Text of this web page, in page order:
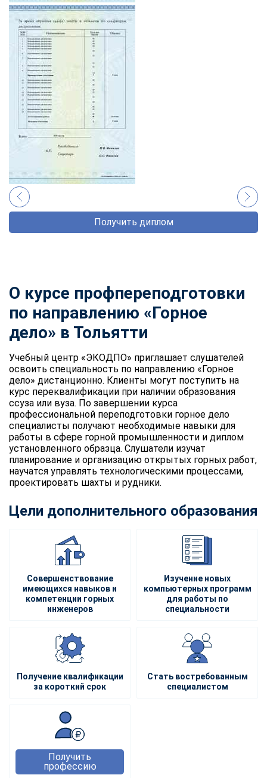
Получить диплом
О курсе профпереподготовки
по направлению «Горное
дело» в Тольятти
Учебный центр «ЭКОДПО» приглашает слушателей
освоить специальность по направлению «Горное
дело» дистанционно. Клиенты могут поступить на
курс переквалификации при наличии образования
ссуза или вуза. По завершении курса
профессиональной переподготовки горное дело
специалисты получают необходимые навыки для
работы в сфере горной промышленности и диплом
установленного образца. Слушатели изучат
планирование и организацию открытых горных работ,
научатся управлять технологическими процессами,
проектировать шахты и рудники.
Цели дополнительного образования
Совершенствование
имеющихся навыков и
компетенции горных
инженеров
Изучение новых
компьютерных программ
для работы по
специальности
Получение квалификации
за короткий срок
Стать востребованным
специалистом
Получить
профессию